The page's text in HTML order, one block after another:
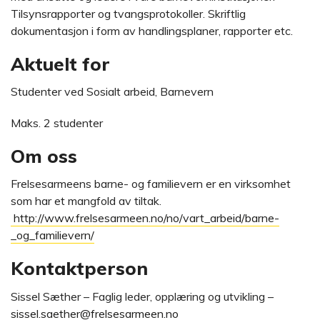
Tilsynsrapporter og tvangsprotokoller. Skriftlig
dokumentasjon i form av handlingsplaner, rapporter etc.
Aktuelt for
Studenter ved Sosialt arbeid, Barnevern
Maks. 2 studenter
Om oss
Frelsesarmeens barne- og familievern er en virksomhet
som har et mangfold av tiltak.
http://www.frelsesarmeen.no/no/vart_arbeid/barne-
_og_familievern/
Kontaktperson
Sissel Sæther – Faglig leder, opplæring og utvikling –
sissel.saether@frelsesarmeen.no